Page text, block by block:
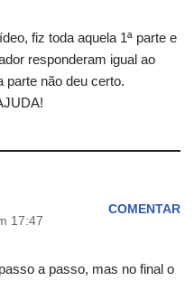
fiz toda aquela 1ª parte e
responderam igual ao
parte não deu certo.
17:47
COMENTAR
a passo, mas no final o